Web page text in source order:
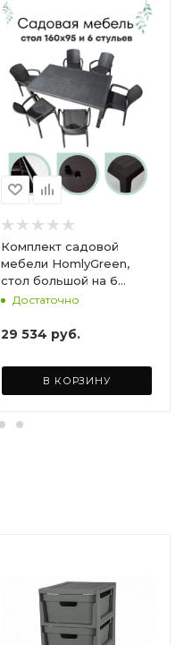
Комплект садовой
мебели HomlyGreen,
стол большой на 6
персон 153х79х70, 6
коричневыми
Достаточно
29 534 руб.
В КОРЗИНУ